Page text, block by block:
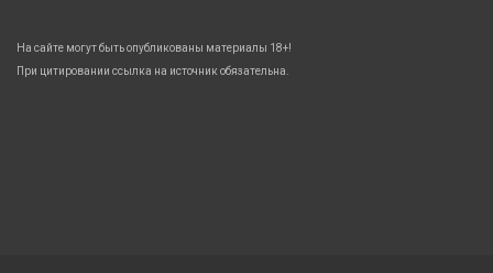
На сайте могут быть опубликованы материалы 18+!
При цитировании ссылка на источник обязательна.